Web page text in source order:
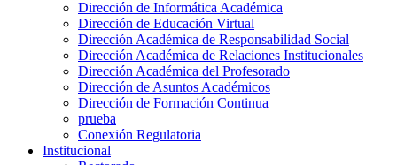
Dirección de Informática Académica
Dirección de Educación Virtual
Dirección Académica de Responsabilidad Social
Dirección Académica de Relaciones Institucionales
Dirección Académica del Profesorado
Dirección de Asuntos Académicos
Dirección de Formación Continua
prueba
Conexión Regulatoria
Institucional